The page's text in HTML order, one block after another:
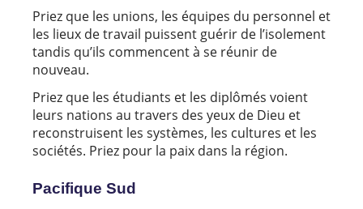
Priez que les unions, les équipes du personnel et
les lieux de travail puissent guérir de l’isolement
tandis qu’ils commencent à se réunir de
nouveau.
Priez que les étudiants et les diplômés voient
leurs nations au travers des yeux de Dieu et
reconstruisent les systèmes, les cultures et les
sociétés. Priez pour la paix dans la région.
Pacifique Sud